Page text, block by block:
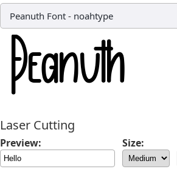
Peanuth Font - noahtype
Laser Cutting
Preview: Size: